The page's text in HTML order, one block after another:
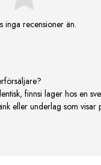
inga recensioner än.
finnsi lager hos en
eller underlag som visar